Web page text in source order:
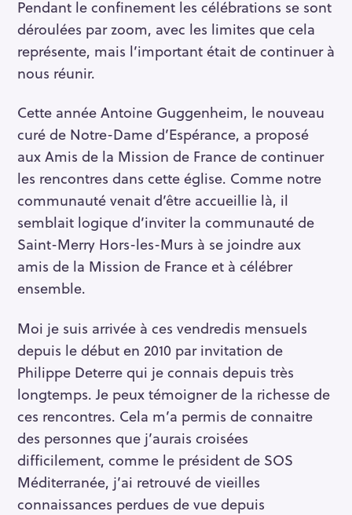
Pendant le confinement les célébrations se sont
déroulées par zoom, avec les limites que cela
représente, mais l’important était de continuer à
nous réunir.
Cette année Antoine Guggenheim, le nouveau
curé de Notre-Dame d’Espérance, a proposé
aux Amis de la Mission de France de continuer
les rencontres dans cette église. Comme notre
communauté venait d’être accueillie là, il
semblait logique d’inviter la communauté de
Saint-Merry Hors-les-Murs à se joindre aux
amis de la Mission de France et à célébrer
ensemble.
Moi je suis arrivée à ces vendredis mensuels
depuis le début en 2010 par invitation de
Philippe Deterre qui je connais depuis très
longtemps. Je peux témoigner de la richesse de
ces rencontres. Cela m’a permis de connaitre
des personnes que j’aurais croisées
difficilement, comme le président de SOS
Méditerranée, j’ai retrouvé de vieilles
connaissances perdues de vue depuis
R
e
c
h
e
r
c
e
r